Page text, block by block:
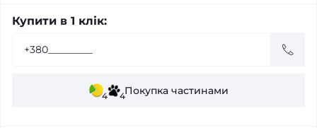
Купити в 1 клік:
4 4Покупка частинами